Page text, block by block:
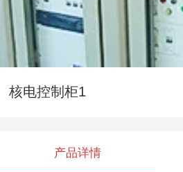
核电控制柜1
产品详情